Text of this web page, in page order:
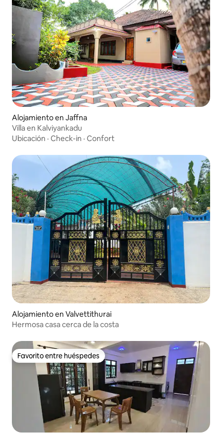
Alojamiento en Jaffna
Villa en Kalviyankadu
Ubicación · Check-in · Confort
Alojamiento en Valvettithurai
Hermosa casa cerca de la costa
Favorito entre huéspedes
Favorito entre huéspedes